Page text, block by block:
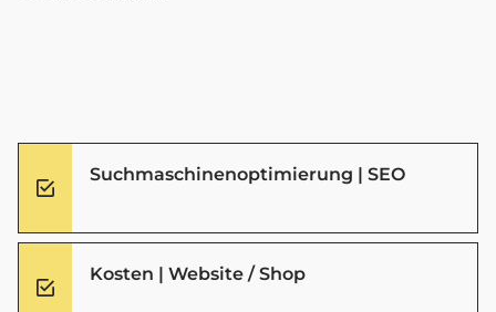
Suchmaschinenoptimierung | SEO
Kosten | Website / Shop